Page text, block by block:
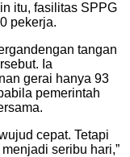
itu, fasilitas SPPG
pekerja.
tangan
Ia
gerai hanya 93
pemerintah
cepat. Tetapi
seribu hari,”